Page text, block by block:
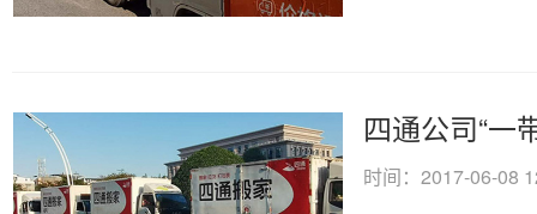
四通公司“一
时间：2017-06-08